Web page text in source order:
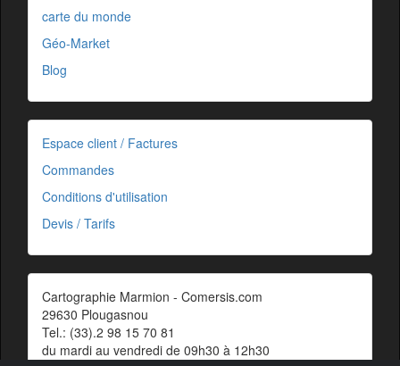
carte du monde
Géo-Market
Blog
Espace client / Factures
Commandes
Conditions d'utilisation
Devis / Tarifs
Cartographie Marmion - Comersis.com
29630 Plougasnou
Tel.: (33).2 98 15 70 81
du mardi au vendredi de 09h30 à 12h30